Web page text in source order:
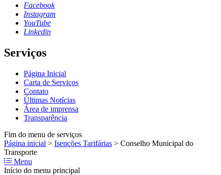
Facebook
Instagram
YouTube
Linkedin
Serviços
Página Inicial
Carta de Serviços
Contato
Últimas Notícias
Área de imprensa
Transparência
Fim do menu de serviços
Página inicial > Isenções Tarifárias > Conselho Municipal do
Transporte
Menu
Início do menu principal